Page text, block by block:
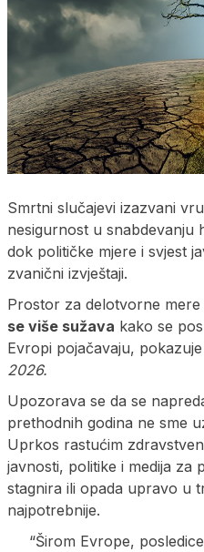
Smrtni slučajevi izazvani
nesigurnost u snabdevanju
dok političke mjere i svjest
zvanični izvještaji.
Prostor za delotvorne
se više sužava kako se
Evropi pojačavaju,
2026.
Upozorava se da se
prethodnih godina ne sme
Uprkos rastućim
javnosti, politike i medija za
stagnira ili opada upravo u
najpotrebnije.
“Širom Evrope,